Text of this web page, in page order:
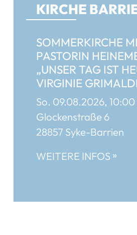
KIRCHE
SOMMERKIRCHE
PASTORIN
„UNSER TAG IST
VIRGINIE GRIMALDI
So. 09.08.2026,
Glockenstraße 6
28857 Syke-Barrien
WEITERE INFOS »